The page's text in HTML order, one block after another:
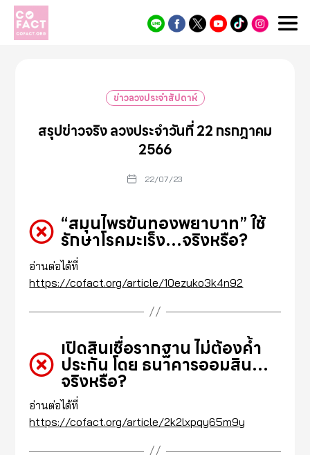
Cofact
ข่าวลวงประจำสัปดาห์
สรุปข่าวจริง ลวงประจำวันที่ 22 กรกฎาคม
2566
22/07/23
“สมุนไพรขันทองพยาบาท” ใช้
รักษาโรคมะเร็ง…จริงหรือ?
อ่านต่อได้ที่
https://cofact.org/article/10ezuko3k4n92
เปิดสินเชื่อรากฐาน ไม่ต้องค้ำ
ประกัน โดย ธนาคารออมสิน…
จริงหรือ?
อ่านต่อได้ที่
https://cofact.org/article/2k2lxpqy65m9y